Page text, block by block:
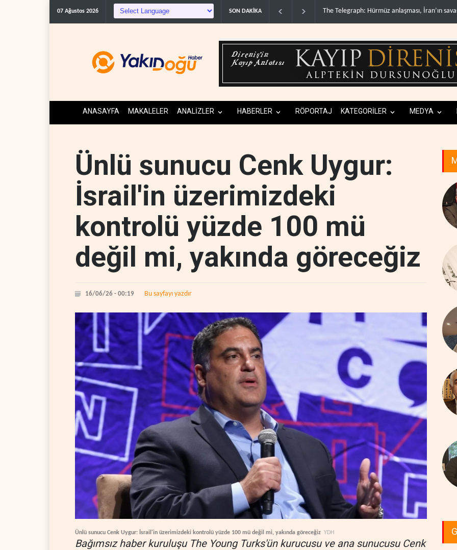
07 Ağustos 2026 SON DAKİKA Yemen’den dengeleri değiştirecek yeni askeri
ANASAYFA MAKALELER ANALİZLER HABERLER RÖPORTAJ KATEGORİLER MEDYA
Ünlü sunucu Cenk Uygur:
İsrail'in üzerimizdeki
kontrolü yüzde 100 mü
değil mi, yakında göreceğiz
16/06/26 - 00:19 Bu sayfayı yazdır
Ünlü sunucu Cenk Uygur: İsrail'in üzerimizdeki kontrolü yüzde 100 mü değil mi, yakında göreceğiz YDH
Bağımsız haber kuruluşu The Young Turks'ün kurucusu ve ana sunucusu Cenk